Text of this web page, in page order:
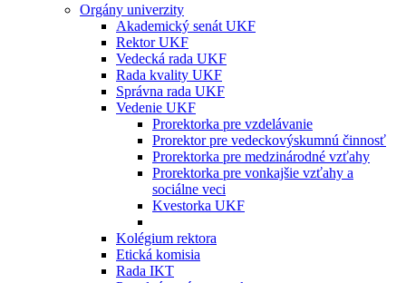
Orgány univerzity
Akademický senát UKF
Rektor UKF
Vedecká rada UKF
Rada kvality UKF
Správna rada UKF
Vedenie UKF
Prorektorka pre vzdelávanie
Prorektor pre vedeckovýskumnú činnosť
Prorektorka pre medzinárodné vzťahy
Prorektorka pre vonkajšie vzťahy a
sociálne veci
Kvestorka UKF
Kolégium rektora
Etická komisia
Rada IKT